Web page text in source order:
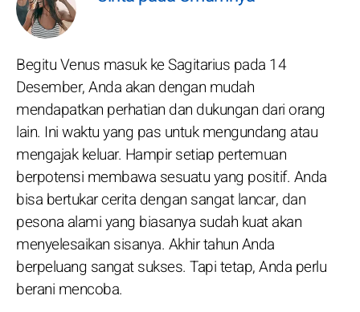
Begitu Venus masuk ke Sagitarius pada 14
Desember, Anda akan dengan mudah
mendapatkan perhatian dan dukungan dari orang
lain. Ini waktu yang pas untuk mengundang atau
mengajak keluar. Hampir setiap pertemuan
berpotensi membawa sesuatu yang positif. Anda
bisa bertukar cerita dengan sangat lancar, dan
pesona alami yang biasanya sudah kuat akan
menyelesaikan sisanya. Akhir tahun Anda
berpeluang sangat sukses. Tapi tetap, Anda perlu
berani mencoba.